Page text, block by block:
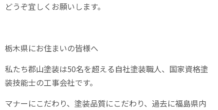
どうぞ宜しくお願いします。
栃木県にお住まいの皆様へ
私たち郡山塗装は50名を超える自社塗装職人、国家資格塗
装技能士の工事会社です。
マナーにこだわり、塗装品質にこだわり、過去に福島県内